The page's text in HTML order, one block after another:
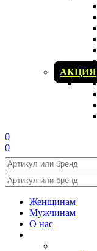
АКЦИЯ
0
0
Женщинам
Мужчинам
О нас